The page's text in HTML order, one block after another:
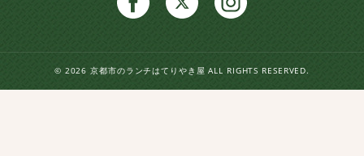
© 2026 京都市のランチはてりやき屋 ALL RIGHTS RESERVED.